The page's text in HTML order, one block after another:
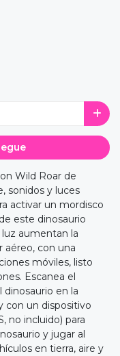
Wild Roar de
sonidos y luces
activar un mordisco
este dinosaurio
aumentan la
aéreo, con una
móviles, listo
Escanea el
en la
con un dispositivo
no incluido) para
y jugar al
en tierra, aire y